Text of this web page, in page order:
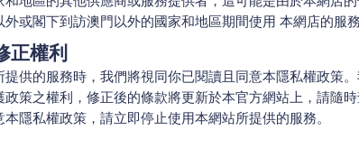
或閣下到訪澳門以外的國家和地區期間使用 本網店的服務
正權利
提供的服務時，我們將視同你已閱讀且同意本隱私權政策
政策之權利，修正後的條款將更新於本官方網站上，請隨
隱私權政策，請立即停止使用本網站所提供的服務。